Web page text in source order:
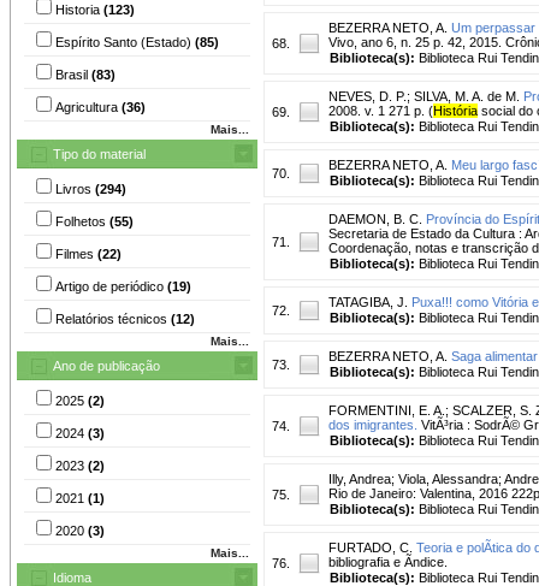
Historia (123)
Espírito Santo (Estado) (85)
Brasil (83)
Agricultura (36)
Mais...
Tipo do material
Livros (294)
Folhetos (55)
Filmes (22)
Artigo de periódico (19)
Relatórios técnicos (12)
Mais...
Ano de publicação
2025 (2)
2024 (3)
2023 (2)
2021 (1)
2020 (3)
Mais...
Idioma
68.
BEZERRA NETO, A. Um perpassar
Vivo, ano 6, n. 25 p. 42, 2015.
Biblioteca(s): Biblioteca Rui
69.
NEVES, D. P. ; SILVA, M. A. de M.
2008. v. 1 271 p. (História social do
Biblioteca(s): Biblioteca Rui
70.
BEZERRA NETO, A. Meu largo
Biblioteca(s): Biblioteca Rui
71.
DAEMON, B. C. Província do
Secretaria de Estado da Cultura :
Coordenação, notas e transcrição
Biblioteca(s): Biblioteca Rui
72.
TATAGIBA, J.
Puxa!!! como Vitória
Biblioteca(s): Biblioteca Rui
73.
BEZERRA NETO, A. Saga
Biblioteca(s): Biblioteca Rui
74.
FORMENTINI, E. A. ; SCALZER, S.
dos imigrantes. VitÃ³ria : SodrÃ©
Biblioteca(s): Biblioteca Rui
75.
Illy, Andrea; Viola, Alessandra;
Rio de Janeiro: Valentina, 2016
Biblioteca(s): Biblioteca Rui
76.
FURTADO, C. Teoria e polÃ­tica do
bibliografia e Ã­ndice.
Biblioteca(s): Biblioteca Rui